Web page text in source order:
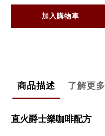
加入購物車
商品描述 了解更多
直火爵士樂咖啡配方